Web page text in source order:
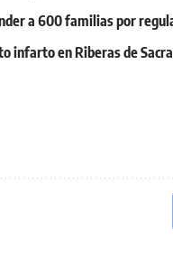
a 600 familias por
infarto en Riberas de